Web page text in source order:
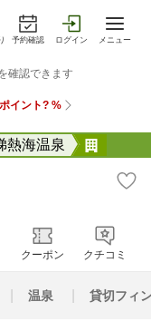
予約確認 ログイン メニュー
熱海温泉
クーポン クチコミ
温泉 貸切フィ